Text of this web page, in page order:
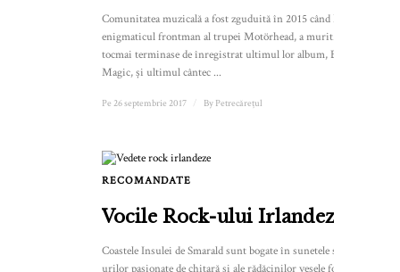
Comunitatea muzicală a fost zguduită în 2015 când Lemmy,
enigmaticul frontman al trupei Motörhead, a murit. Trupa
tocmai terminase de înregistrat ultimul lor album, Bad
Magic, și ultimul cântec ...
Pe 26 septembrie 2017 By Petrecărețul
RECOMANDATE
Vocile Rock-ului Irlandez
Coastele Insulei de Smarald sunt bogate în sunetele solo-
urilor pasionate de chitară și ale rădăcinilor vesele folk.